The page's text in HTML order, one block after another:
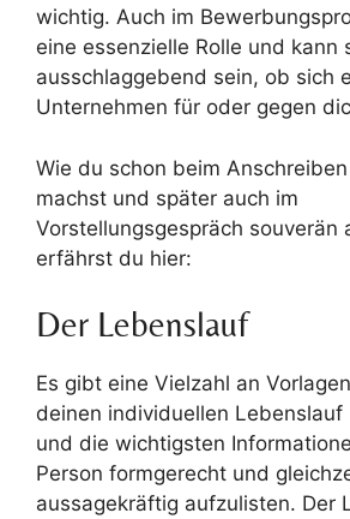
wichtig. Auch im
eine essenzielle Rolle und kann
ausschlaggebend sein, ob sich
Unternehmen für oder gegen
Wie du schon beim
machst und später auch im
Vorstellungsgespräch souverän
erfährst du hier:
Der Lebenslauf
Es gibt eine Vielzahl an
deinen individuellen Lebenslauf
und die wichtigsten
Person formgerecht und
aussagekräftig aufzulisten. Der